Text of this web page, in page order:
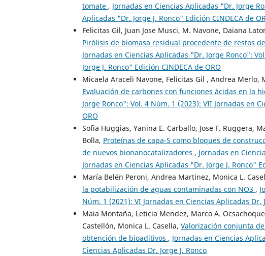
tomate , Jornadas en Ciencias Aplicadas "Dr. Jorge
Aplicadas "Dr. Jorge J. Ronco" Edición CINDECA de
Felicitas Gil, Juan Jose Musci, M. Navone, Daiana
Pirólisis de biomasa residual procedente de restos
Jornadas en Ciencias Aplicadas "Dr. Jorge Ronco":
Jorge J. Ronco" Edición CINDECA de ORO
Micaela Araceli Navone, Felicitas Gil , Andrea Merlo,
Evaluación de carbones con funciones ácidas en la
Jorge Ronco": Vol. 4 Núm. 1 (2023): VII Jornadas en
ORO
Sofia Huggias, Yanina E. Carballo, Jose F. Ruggera,
Bolla, Proteínas de capa-S como bloques de
de nuevos bionanocatalizadores , Jornadas en
Jornadas en Ciencias Aplicadas "Dr. Jorge J. Ronco"
María Belén Peroni, Andrea Martinez, Monica L.
la potabilización de aguas contaminadas con NO3 ,
Núm. 1 (2021): VI Jornadas en Ciencias Aplicadas Dr.
Maia Montaña, Leticia Mendez, Marco A.
Castellón, Monica L. Casella, Valorización conjunta
obtención de bioaditivos , Jornadas en Ciencias
Ciencias Aplicadas Dr. Jorge J. Ronco